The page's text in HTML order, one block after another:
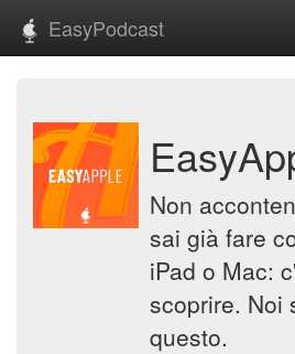
EasyPodcast
Non
sai già fare
iPad o Mac:
scoprire. Noi
questo.